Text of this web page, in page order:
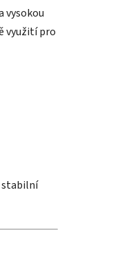
vysokou
využití pro
stabilní